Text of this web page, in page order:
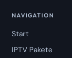
NAVIGATION
Start
IPTV Pakete